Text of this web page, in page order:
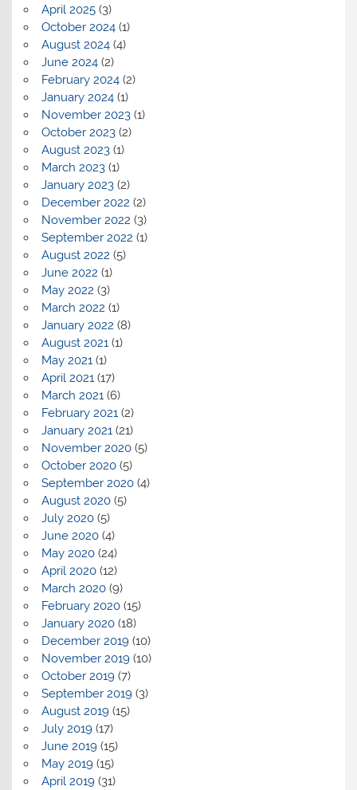
April 2025(3)
October 2024(1)
August 2024(4)
June 2024(2)
February 2024(2)
January 2024(1)
November 2023(1)
October 2023(2)
August 2023(1)
March 2023(1)
January 2023(2)
December 2022 (2)
November 2022 (3)
September 2022 (1)
August 2022 (5)
June 2022 (1)
May 2022 (3)
March 2022 (1)
January 2022 (8)
August 2021(1)
May 2021(1)
April 2021(17)
March 2021(6)
February 2021(2)
January 2021(21)
November 2020(5)
October 2020(5)
September 2020(4)
August 2020(5)
July 2020(5)
June 2020(4)
May 2020(24)
April 2020(12)
March 2020(9)
February 2020(15)
January 2020(18)
December 2019(10)
November 2019(10)
October 2019(7)
September 2019(3)
August 2019(15)
July 2019(17)
June 2019(15)
May 2019(15)
April 2019(31)